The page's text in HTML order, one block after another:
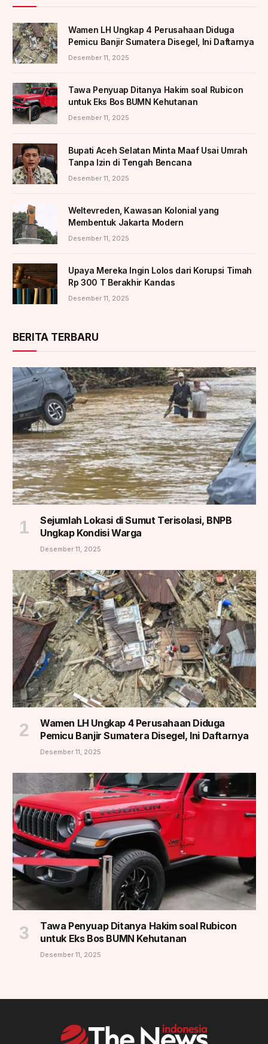
Wamen LH Ungkap 4 Perusahaan Diduga
Pemicu Banjir Sumatera Disegel, Ini Daftarnya
Desember 11, 2025
Tawa Penyuap Ditanya Hakim soal Rubicon
untuk Eks Bos BUMN Kehutanan
Desember 11, 2025
Bupati Aceh Selatan Minta Maaf Usai Umrah
Tanpa Izin di Tengah Bencana
Desember 11, 2025
Weltevreden, Kawasan Kolonial yang
Membentuk Jakarta Modern
Desember 11, 2025
Upaya Mereka Ingin Lolos dari Korupsi Timah
Rp 300 T Berakhir Kandas
Desember 11, 2025
BERITA TERBARU
Sejumlah Lokasi di Sumut Terisolasi, BNPB
Ungkap Kondisi Warga
Desember 11, 2025
Wamen LH Ungkap 4 Perusahaan Diduga
Pemicu Banjir Sumatera Disegel, Ini Daftarnya
Desember 11, 2025
Tawa Penyuap Ditanya Hakim soal Rubicon
untuk Eks Bos BUMN Kehutanan
Desember 11, 2025